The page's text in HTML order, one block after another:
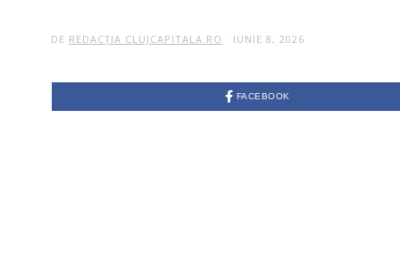
DE REDACȚIA CLUJCAPITALA.RO IUNIE 8, 2026
FACEBOOK